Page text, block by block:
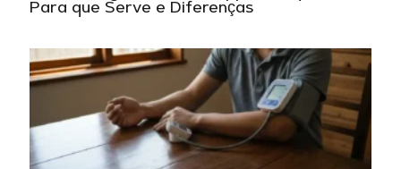
Para que Serve e Diferenças